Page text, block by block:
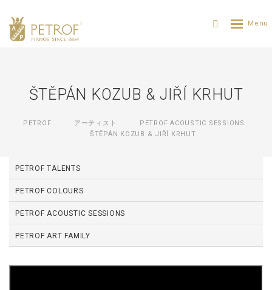
ŠTĚPÁN KOZUB & JIŘÍ KRHUT
PETROF アーティスト
PETROF ACOUSTIC SESSIONS
ŠTĚPÁN KOZUB & JIŘÍ KRHUT
PETROF TALENTS
PETROF COLOURS
PETROF ACOUSTIC SESSIONS
PETROF ART FAMILY